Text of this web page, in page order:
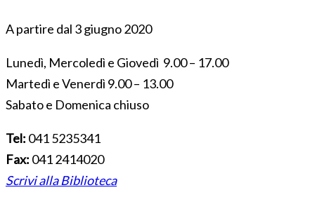
A partire dal 3 giugno 2020
Lunedì, Mercoledì e Giovedì 9.00 – 17.00
Martedì e Venerdì 9.00 – 13.00
Sabato e Domenica chiuso
Tel: 041 5235341
Fax: 041 2414020
Scrivi alla Biblioteca